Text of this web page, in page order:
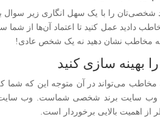
را با یک سهل انگاری زیر سوال
دادید عمل کنید تا اعتماد آن‌ها از
به مخاطب نشان دهید نه یک شخص عادی!
مخاطب می‌تواند در آن متوجه این که شما
وب سایت برند شخصی شماست. وب
از اهمیت بالایی برخوردار است.